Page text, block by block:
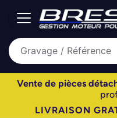
Vente de pièces
LIVRAISON